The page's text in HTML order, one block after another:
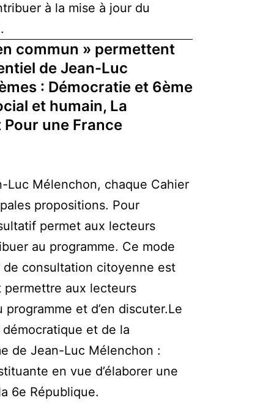
à la mise à jour du
commun » permettent
de Jean-Luc
: Démocratie et 6ème
et humain, La
une France
Mélenchon, chaque Cahier
propositions. Pour
permet aux lecteurs
au programme. Ce mode
de consultation citoyenne est
permettre aux lecteurs
et d’en discuter.Le
et de la
de Jean-Luc Mélenchon :
en vue d’élaborer une
6e République.